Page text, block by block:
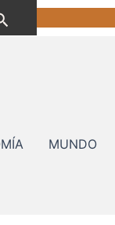
MUNDO